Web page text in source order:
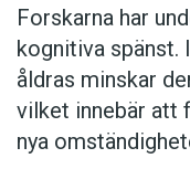
Forskarna har
kognitiva spänst.
åldras minskar
vilket innebär att
nya